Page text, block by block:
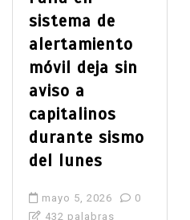
sistema de
alertamiento
móvil deja sin
aviso a
capitalinos
durante sismo
del lunes
mayo 5, 2026
0
432 palabras